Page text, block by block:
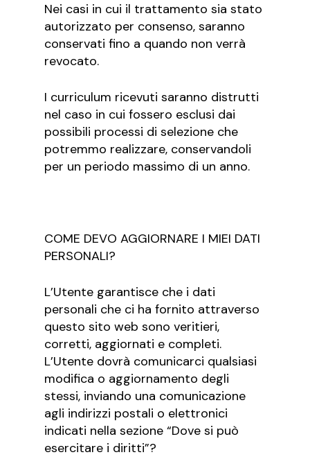
Nei casi in cui il trattamento sia stato
autorizzato per consenso, saranno
conservati fino a quando non verrà
revocato.
I curriculum ricevuti saranno distrutti
nel caso in cui fossero esclusi dai
possibili processi di selezione che
potremmo realizzare, conservandoli
per un periodo massimo di un anno.
COME DEVO AGGIORNARE I MIEI DATI
PERSONALI?
L’Utente garantisce che i dati
personali che ci ha fornito attraverso
questo sito web sono veritieri,
corretti, aggiornati e completi.
L’Utente dovrà comunicarci qualsiasi
modifica o aggiornamento degli
stessi, inviando una comunicazione
agli indirizzi postali o elettronici
indicati nella sezione “Dove si può
esercitare i diritti”?